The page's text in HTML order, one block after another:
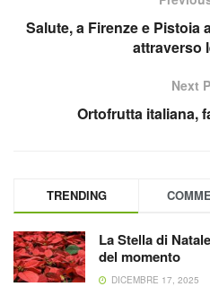
Salute, a Firenze e Pistoia
attraverso
Next
Ortofrutta italiana,
TRENDING
La Stella di
del momento
DICEMBRE 17, 2025